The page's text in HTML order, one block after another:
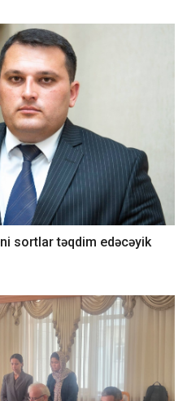
sortlar təqdim edəcəyik